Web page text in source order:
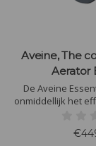
Aveine, The
Aerator
De Aveine
onmiddellijk het
zal de wijn naar
tillen, met